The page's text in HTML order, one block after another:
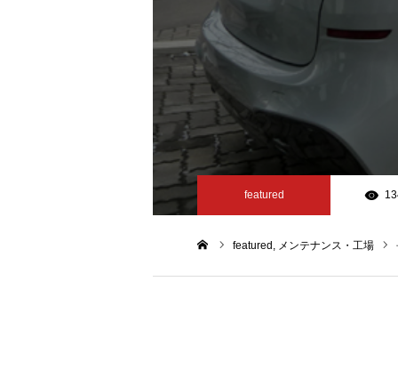
featured
featured メンテナンス・工場